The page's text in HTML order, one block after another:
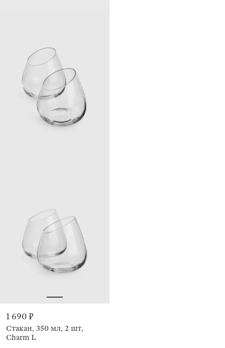
1 690 ₽
Стакан, 350 мл, 2 шт,
Charm L